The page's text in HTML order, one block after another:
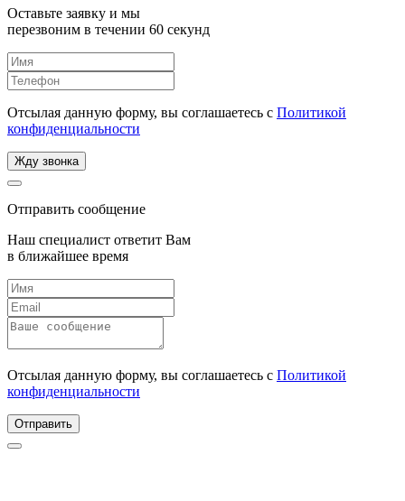
Оставьте заявку и мы
перезвоним в течении 60 секунд
Отсылая данную форму, вы соглашаетесь с Политикой
конфиденциальности
Жду звонка
Отправить сообщение
Наш специалист ответит Вам
в ближайшее время
Отсылая данную форму, вы соглашаетесь с Политикой
конфиденциальности
Отправить